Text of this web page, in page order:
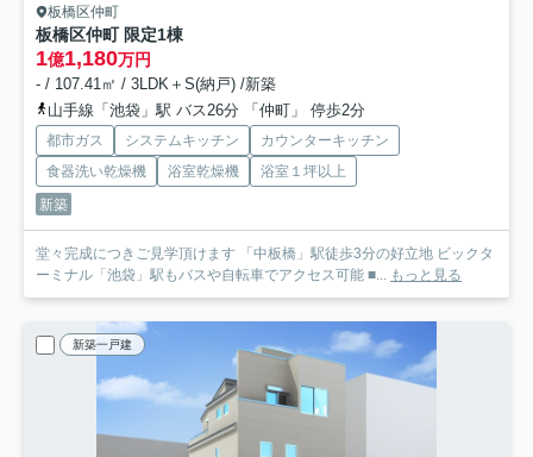
板橋区仲町
板橋区仲町 限定1棟
1億1,180万円
- / 107.41㎡ / 3LDK＋S(納戸) /新築
山手線「池袋」駅 バス26分 「仲町」 停歩2分
都市ガス システムキッチン
カウンターキッチン
食器洗い乾燥機
浴室乾燥機
浴室１坪以上
新築
堂々完成につきご見学頂けます 「中板橋」駅徒歩3分の好立地 ビックタ
ーミナル「池袋」駅もバスや自転車でアクセス可能 ■... もっと見る
新築一戸建